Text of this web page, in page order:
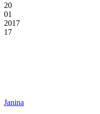
20
01
2017
17
Janina